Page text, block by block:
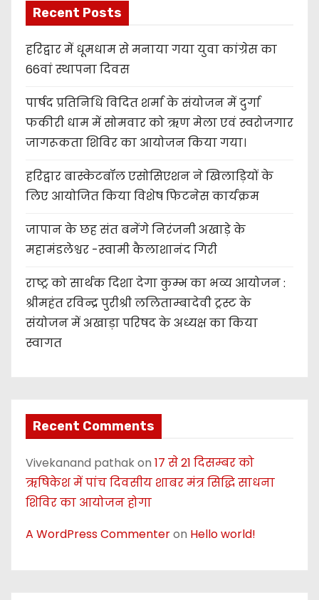
Recent Posts
हरिद्वार में धूमधाम से मनाया गया युवा कांग्रेस का
66वां स्थापना दिवस
पार्षद प्रतिनिधि विदित शर्मा के संयोजन में दुर्गा
फकीरी धाम में सोमवार को ऋण मेला एवं स्वरोजगार
जागरूकता शिविर का आयोजन किया गया।
हरिद्वार बास्केटबॉल एसोसिएशन ने खिलाड़ियों के
लिए आयोजित किया विशेष फिटनेस कार्यक्रम
जापान के छह संत बनेंगे निरंजनी अखाड़े के
महामंडलेश्वर -स्वामी कैलाशानंद गिरी
राष्ट्र को सार्थक दिशा देगा कुम्भ का भव्य आयोजन :
श्रीमहंत रविन्द्र पुरीश्री ललिताम्बादेवी ट्रस्ट के
संयोजन में अखाड़ा परिषद के अध्यक्ष का किया
स्वागत
Recent Comments
Vivekanand pathakon 17 से 21 दिसम्बर को
ऋषिकेश में पांच दिवसीय शाबर मंत्र सिद्धि साधना
शिविर का आयोजन होगा
A WordPress Commenteron Hello world!